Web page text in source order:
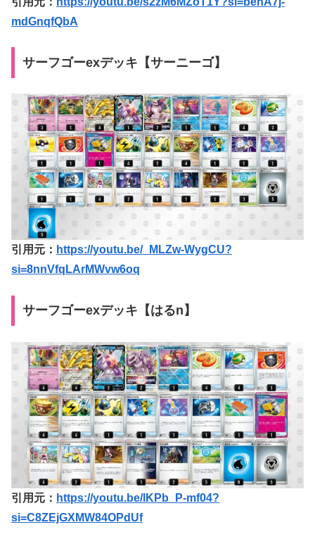
mdGnqfQbA
サーフゴーexデッキ【サーニーゴ】
引用元： https://youtu.be/_MLZw-WygCU?
si=8nnVfqLArMWvw6oq
サーフゴーexデッキ【はるn】
引用元： https://youtu.be/lKPb_P-mf04?
si=C8ZEjGXMW84OPdUf